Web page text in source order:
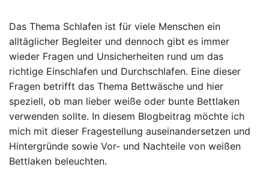
Das Thema Schlafen ist für viele Menschen ein
alltäglicher Begleiter und dennoch gibt es immer
wieder Fragen und Unsicherheiten rund um das
richtige Einschlafen und Durchschlafen. Eine dieser
Fragen betrifft das Thema Bettwäsche und hier
speziell, ob man lieber weiße oder bunte Bettlaken
verwenden sollte. In diesem Blogbeitrag möchte ich
mich mit dieser Fragestellung auseinandersetzen und
Hintergründe sowie Vor- und Nachteile von weißen
Bettlaken beleuchten.